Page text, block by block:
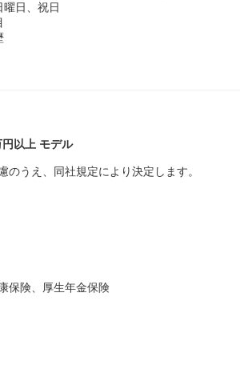
日、祝日
円以上 モデル
うえ、同社規定により決定します。
保険、厚生年金保険